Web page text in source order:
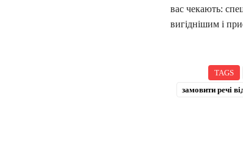
вас чекають:
вигіднішим і
TAGS
замовити речі